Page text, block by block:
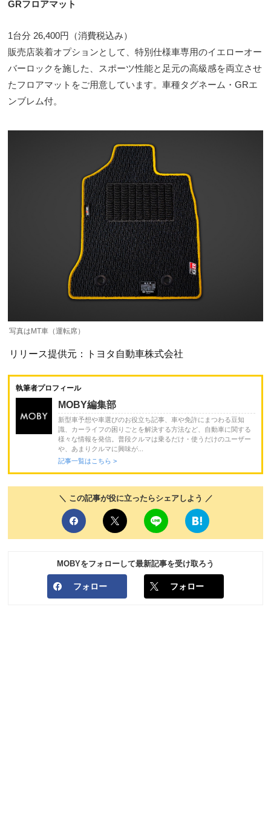
GRフロアマット
1台分 26,400円（消費税込み）
販売店装着オプションとして、特別仕様車専用のイエローオー
バーロックを施した、スポーツ性能と足元の高級感を両立させ
たフロアマットをご用意しています。車種タグネーム・GRエ
ンブレム付。
写真はMT車（運転席）
リリース提供元：トヨタ自動車株式会社
執筆者プロフィール
MOBY編集部
新型車予想や車選びのお役立ち記事、車や免許にまつわる豆知
識、カーライフの困りごとを解決する方法など、自動車に関する
様々な情報を発信。普段クルマは乗るだけ・使うだけのユーザー
や、あまりクルマに興味が...
記事一覧はこちら >
＼ この記事が役に立ったらシェアしよう ／
MOBYをフォローして最新記事を受け取ろう
フォロー フォロー